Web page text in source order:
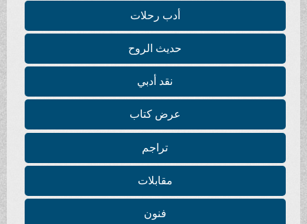
أدب رحلات
حديث الروح
نقد أدبي
عرض كتاب
تراجم
مقابلات
فنون